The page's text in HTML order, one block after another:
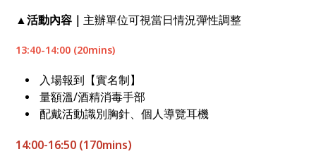
▲活動內容｜ 主辦單位可視當日情況彈性調整
13:40-14:00 (20mins)
入場報到【實名制】
量額溫/酒精消毒手部
配戴活動識別胸針、個人導覽耳機
14:00-16:50 (170mins)